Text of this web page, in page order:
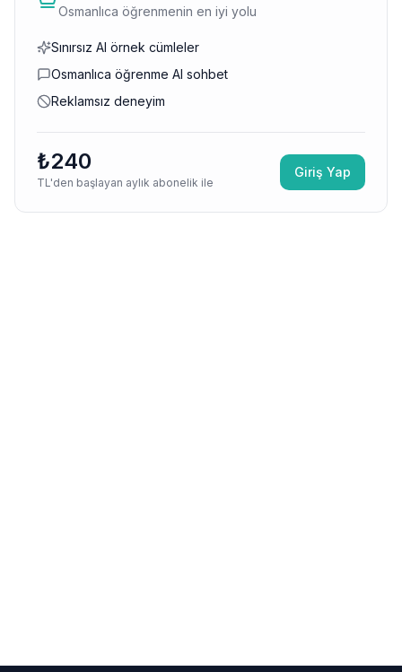
Osmanlıca öğrenmenin en iyi yolu
Sınırsız AI örnek cümleler
Osmanlıca öğrenme AI sohbet
Reklamsız deneyim
₺240
TL'den başlayan aylık abonelik ile
Giriş Yap